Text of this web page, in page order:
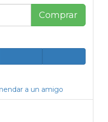
Comprar
a un amigo